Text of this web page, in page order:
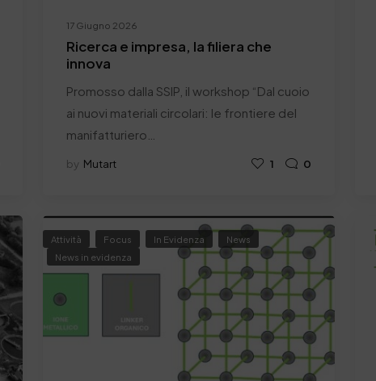
17 Giugno 2026
Ricerca e impresa, la filiera che
innova
Promosso dalla SSIP, il workshop “Dal cuoio
ai nuovi materiali circolari: le frontiere del
manifatturiero…
by Mutart 1 0
Attività Focus In Evidenza
News
News in evidenza